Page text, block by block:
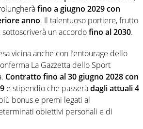
fino a giugno 2029 con
anno. Il talentuoso portiere, frutto
un accordofino al 2030.
vicina anche con l’entourage dello
La Gazzetta dello Sport
Contratto fino al 30 giugno 2028 con
e stipendio che passeràdagli attuali 4
bonus e premi legati al
obiettivi personali e di